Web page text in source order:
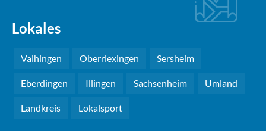
Lokales
Vaihingen Oberriexingen Sersheim
Eberdingen Illingen Sachsenheim Umland
Landkreis Lokalsport